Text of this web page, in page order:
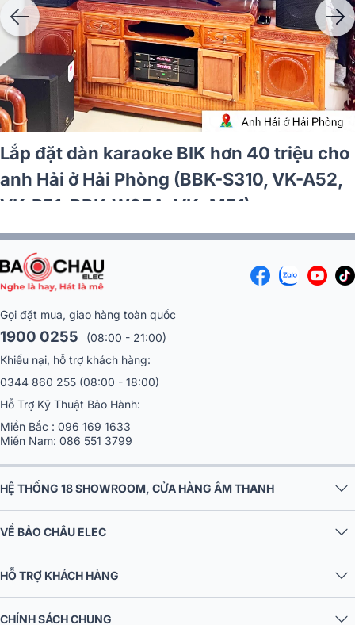
Lắp đặt dàn karaoke BIK hơn 40 triệu cho
anh Hải ở Hải Phòng (BBK-S310, VK-A52,
VK-R51, BBK-W25A, VK- M51)
Gọi đặt mua, giao hàng toàn quốc
1900 0255
(08:00 - 21:00)
Khiếu nại, hỗ trợ khách hàng:
0344 860 255 (08:00 - 18:00)
Hỗ Trợ Kỹ Thuật Bảo Hành:
Miền Bắc : 096 169 1633
Miền Nam: 086 551 3799
HỆ THỐNG 18 SHOWROOM, CỬA HÀNG ÂM THANH
VỀ BẢO CHÂU ELEC
HỖ TRỢ KHÁCH HÀNG
CHÍNH SÁCH CHUNG